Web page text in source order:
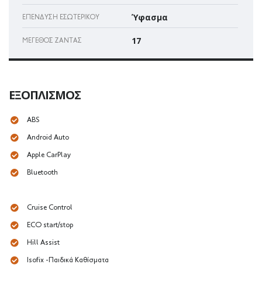
ΕΠΈΝΔΥΣΗ ΕΣΩΤΕΡΙΚΟΎ Ύφασμα
ΜΈΓΕΘΟΣ ΖΆΝΤΑΣ 17
ΕΞΟΠΛΙΣΜΌΣ
ABS
Android Auto
Apple CarPlay
Bluetooth
Cruise Control
ECO start/stop
Hill Assist
Isofix -Παιδικά Καθίσματα